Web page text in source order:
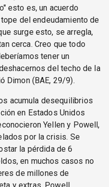
esto es, un acuerdo
del endeudamiento de
surge esto, se arregla,
cerca. Creo que todo
tener un
del techo de la
Dimon (BAE, 29/9).
acumula desequilibrios
en Estados Unidos
Yellen y Powell,
por la crisis. Se
la pérdida de 6
en muchos casos no
de millones de